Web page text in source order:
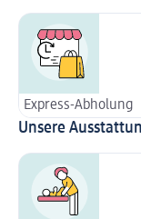
Express-Abholung
Unsere